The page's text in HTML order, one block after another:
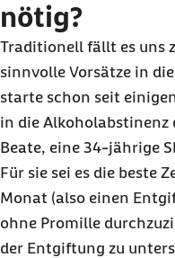
nötig?
Traditionell fällt es uns
sinnvolle Vorsätze in
starte schon seit
in die Alkoholabstinenz
Beate, eine 34-jährige
Für sie sei es die beste
Monat (also einen
ohne Promille
der Entgiftung zu